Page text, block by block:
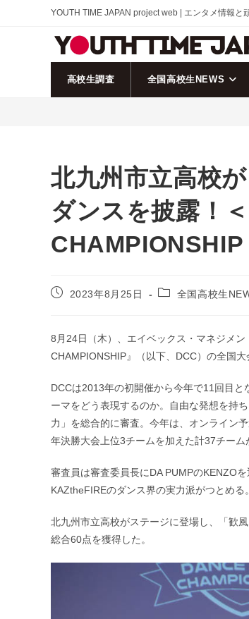
YOUTH TIME JAPAN project web | エンタメ情報と
高校生調査 全国高校生NEWS
北九州市立高校
ダンスを披露！
CHAMPIONSHIP
投
開
日:
2023年8月25日
投
ゴ
リ
全国高校生
8月24日（木）、エイベックス・マネジメ
CHAMPIONSHIP』（以下、DCC）の全国
DCCは2013年の初開催から今年で11回目
ーマをどう表現するのか。自由な発想を持
力」を総合的に審査。今年は、オンライン
年決勝大会上位3チームを加えた計37チーム
審査員は審査委員長にDA PUMPのKENZO
KAZtheFIREのダンス界の実力派がつとめる。
北九州市立高校がステージに登場し、「歓
総合60点を獲得した。